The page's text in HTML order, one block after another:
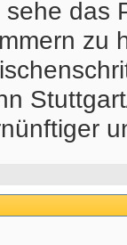
sehe das
zu